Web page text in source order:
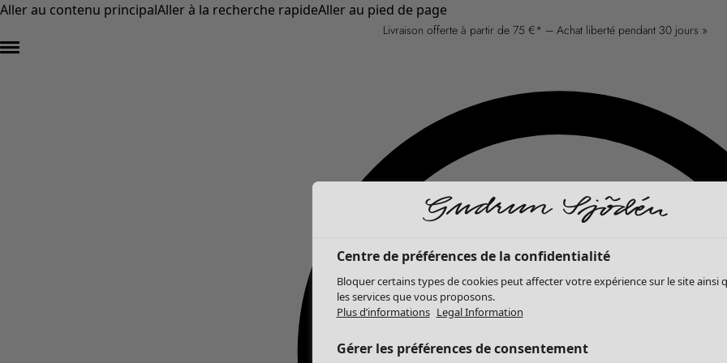
Aller au contenu principalAller à la recherche rapideAller au pied de page
Livraison offerte à partir de 75 €* – Achat liberté pendant 30 jours »
Centre de préférences de la confidentialité
Bloquer certains types de cookies peut affecter votre expérience sur le site ainsi
les services que vous proposons.
Plus d’informations Legal Information
Gérer les préférences de consentement